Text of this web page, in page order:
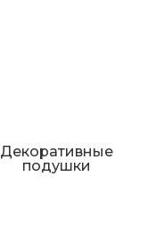
Декоративные
подушки